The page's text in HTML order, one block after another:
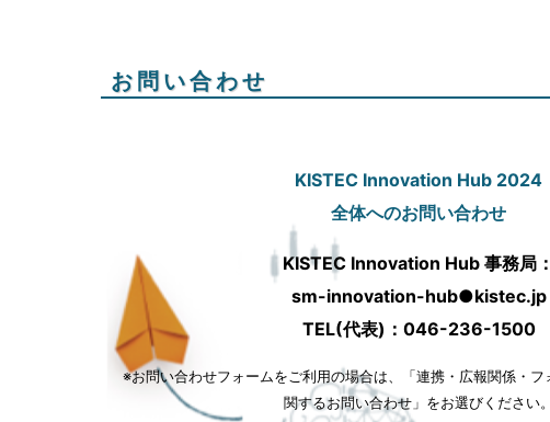
お問い合わせ
KISTEC Innovation Hub 2024
全体へのお問い合わせ
KISTEC Innovation Hub 事務局：
sm-innovation-hub●kistec.jp
TEL(代表)：046-236-1500
※お問い合わせフォームをご利用の場合は、「連携・広報関係・
関するお問い合わせ」をお選びください。